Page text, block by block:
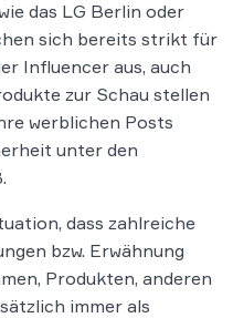
das LG Berlin oder
sich bereits strikt für
Influencer aus, auch
zur Schau stellen
werblichen Posts
unter den
dass zahlreiche
bzw. Erwähnung
Produkten, anderen
immer als